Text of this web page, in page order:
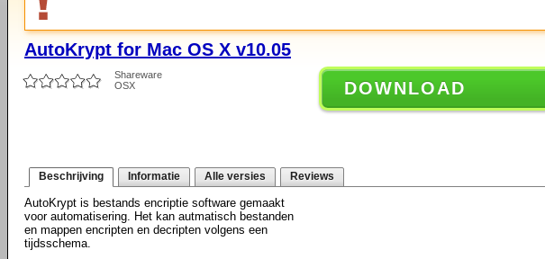
AutoKrypt for Mac OS X v10.05
Shareware
OSX
DOWNLOAD
Beschrijving Informatie Alle versies Reviews
AutoKrypt is bestands encriptie software gemaakt
voor automatisering. Het kan autmatisch bestanden
en mappen encripten en decripten volgens een
tijdsschema.